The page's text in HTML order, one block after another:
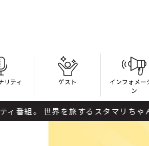
リティ ゲスト
インフォメー
ン
を旅するスタマリちゃんが静岡に